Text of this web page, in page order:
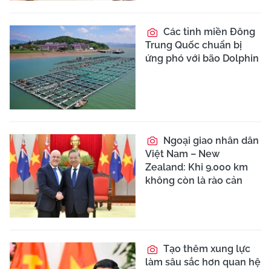
Các tỉnh miền Đông
Trung Quốc chuẩn bị
ứng phó với bão Dolphin
Ngoại giao nhân dân
Việt Nam – New
Zealand: Khi 9.000 km
không còn là rào cản
Tạo thêm xung lực
làm sâu sắc hơn quan hệ